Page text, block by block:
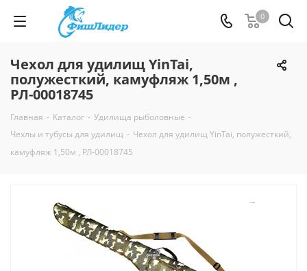
0
Чехол для удилищ YinTai,
полужесткий, камуфляж 1,50м ,
РЛ-00018745
Главная - Каталог - Удилища рыболовные -
Чехлы и тубусы для удилищ - Чехол для удилищ YinTai, полужесткий,
камуфляж 1,50м , РЛ-00018745